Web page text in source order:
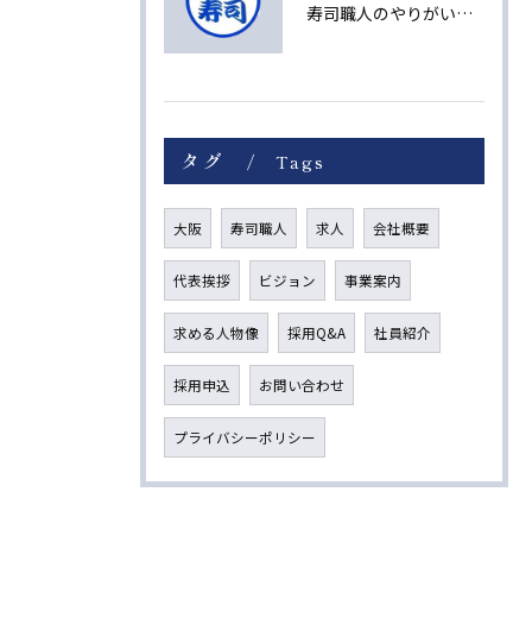
寿司職人のやりがいと未来への成長ストーリー
タグ Tags
大阪 寿司職人 求人 会社概要
代表挨拶 ビジョン 事業案内
求める人物像 採用Q&A 社員紹介
採用申込 お問い合わせ
プライバシーポリシー